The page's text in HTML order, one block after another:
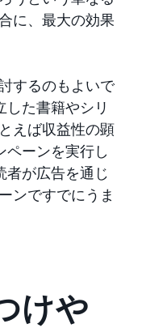
に、最大の効果
するのもよいで
た書籍やシリ
えば収益性の顕
ーンを実行し
者が広告を通じ
ンですでにうま
けや